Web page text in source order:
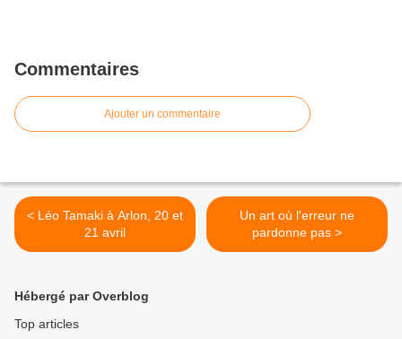
Commentaires
Ajouter un commentaire
< Léo Tamaki à Arlon, 20 et
21 avril
Un art où l'erreur ne
pardonne pas >
Hébergé par Overblog
Top articles